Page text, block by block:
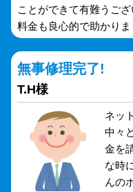
ことができて有難うござ
料金も良心的で助かりま
無事修理完了!
T.H様
ネッ
中々
金を
な時
んの